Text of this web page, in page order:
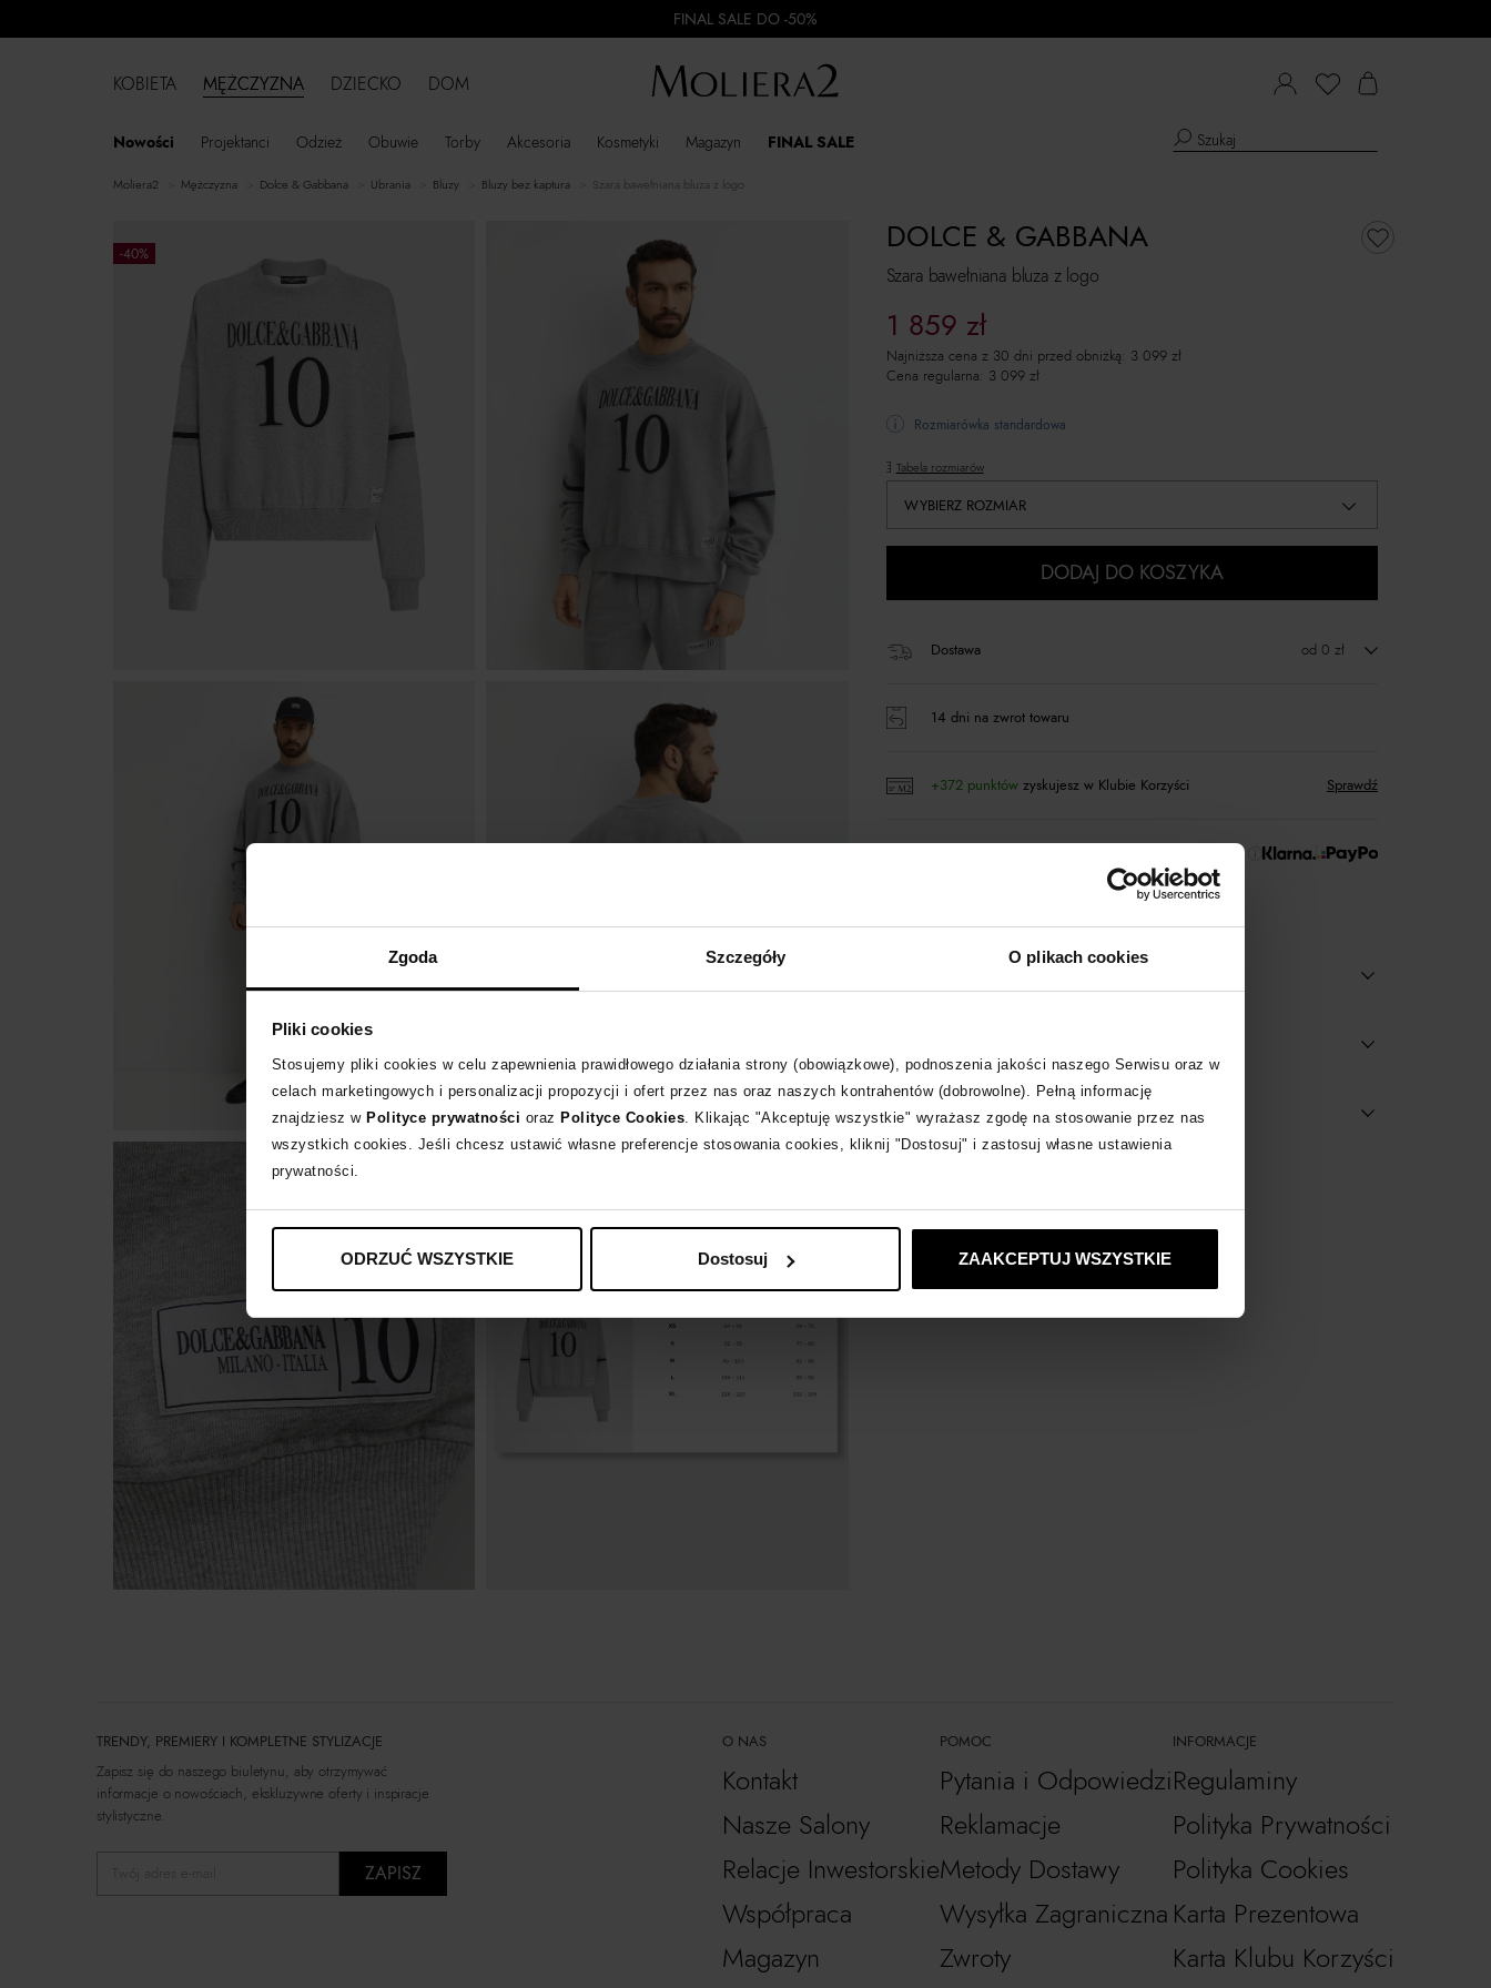
Zgoda Szczegóły O plikach cookies
Pliki cookies
Stosujemy pliki cookies w celu zapewnienia prawidłowego działania strony (obowiązkowe), podnoszenia jakości naszego Serwisu oraz w
celach marketingowych i personalizacji propozycji i ofert przez nas oraz naszych kontrahentów (dobrowolne). Pełną informację
znajdziesz w Polityce prywatności oraz Polityce Cookies . Klikając "Akceptuję wszystkie" wyrażasz zgodę na stosowanie przez nas
wszystkich cookies. Jeśli chcesz ustawić własne preferencje stosowania cookies, kliknij "Dostosuj" i zastosuj własne ustawienia
prywatności.
ODRZUĆ WSZYSTKIE Dostosuj ZAAKCEPTUJ WSZYSTKIE
FINAL SALE DO -50%
KOBIETA MĘŻCZYZNA
Nowości Projektanci Odzież Obuwie Torby Akcesoria Kosmetyki Magazyn FINAL SALE
DZIECKO DOM
moliera2 mężczyzna Dolce & Gabbana ubrania bluzy bluzy bez kaptura Szara bawełniana bluza z logo
-40%
Szara bawełniana bluza z logo
DOLCE & GABBANA
1 859 zł
Najniższa cena z 30 dni przed obniżką: 3 099 zł
Cena regularna: 3 099 zł
Rozmiarówka standardowa
Tabela rozmiarów
WYBIERZ ROZMIAR
DODAJ DO KOSZYKA
Dostawa od 0 zł
14 dni na zwrot towaru
+372 punktówzyskujesz w Klubie Korzyści Sprawdź
Wybrane modele dostępne w salonach
TRENDY, PREMIERY I KOMPLETNE STYLIZACJE
Zapisz się do naszego biuletynu, aby otrzymywać
informacje o nowościach, ekskluzywne oferty i inspiracje
stylistyczne.
ZAPISZ
O NAS
Kontakt
Nasze Salony
Relacje Inwestorskie
Współpraca
Magazyn
POMOC
Pytania i Odpowiedzi
Reklamacje
Metody Dostawy
Wysyłka Zagraniczna
Zwroty
INFORMACJE
Regulaminy
Polityka Prywatności
Polityka Cookies
Karta Prezentowa
Karta Klubu Korzyści